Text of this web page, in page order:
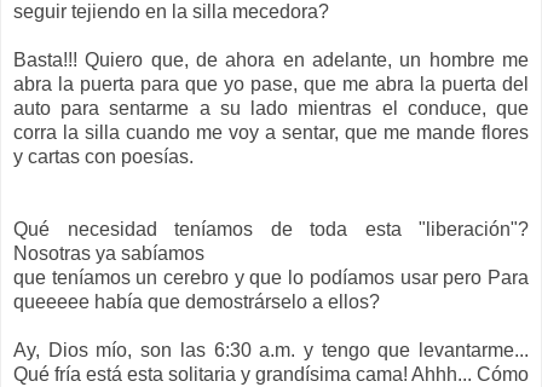
seguir tejiendo en la silla mecedora?
Basta!!! Quiero que, de ahora en adelante, un hombre me
abra la puerta para que yo pase, que me abra la puerta del
auto para sentarme a su lado mientras el conduce, que
corra la silla cuando me voy a sentar, que me mande flores
y cartas con poesías.
Qué necesidad teníamos de toda esta "liberación"?
Nosotras ya sabíamos
que teníamos un cerebro y que lo podíamos usar pero Para
queeeee había que demostrárselo a ellos?
Ay, Dios mío, son las 6:30 a.m. y tengo que levantarme...
Qué fría está esta solitaria y grandísima cama! Ahhh... Cómo